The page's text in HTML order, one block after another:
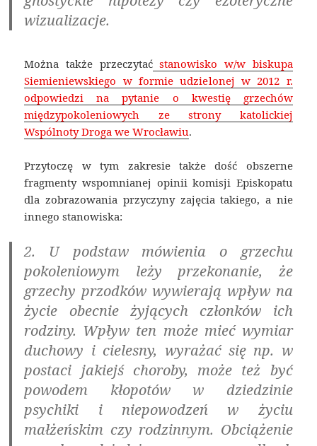
wizualizacje.
Można także przeczytaćstanowisko w/w biskupa
Siemieniewskiego w formie udzielonej w 2012 r.
odpowiedzi na pytanie o kwestię grzechów
międzypokoleniowych ze strony katolickiej
Wspólnoty Droga we Wrocławiu.
Przytoczę w tym zakresie także dość obszerne
fragmenty wspomnianej opinii komisji Episkopatu
dla zobrazowania przyczyny zajęcia takiego, a nie
innego stanowiska:
2. U podstaw mówienia o grzechu
pokoleniowym leży przekonanie, że
grzechy przodków wywierają wpływ na
życie obecnie żyjących członków ich
rodziny. Wpływ ten może mieć wymiar
duchowy i cielesny, wyrażać się np. w
postaci jakiejś choroby, może też być
powodem kłopotów w dziedzinie
psychiki i niepowodzeń w życiu
małżeńskim czy rodzinnym. Obciążenie